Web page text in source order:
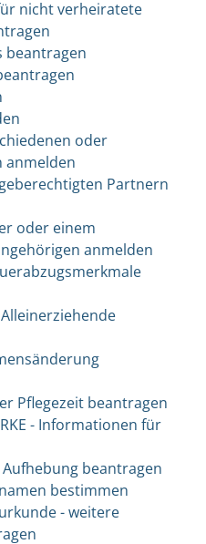
nicht verheiratete
beantragen
oder
anmelden
Partnern
oder einem
anmelden
Pflegezeit beantragen
- Informationen für
beantragen
bestimmen
- weitere